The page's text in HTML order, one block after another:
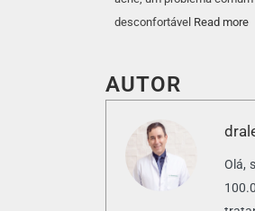
desconfortável Read more
AUTOR
Olá,